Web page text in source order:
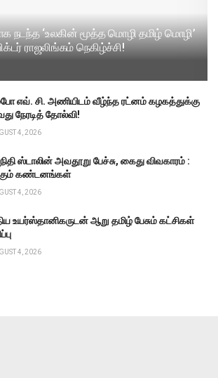
நடந்த ‘உலகின் மூத்த மொழி தமிழ் மொழி’
ராஜலிங்கம் நெகிழ்ச்சி!
எவ். சி. அணியிடம் வீழ்ந்த ரட்னம் கழகத்துக்கு
நேரடித் தோல்வி!
4, 2026
ஸ்டாலின் அவதூறு பேச்சு, கைது விவகாரம் :
கண்டனங்கள்
4, 2026
உயர்ஸ்தானிகருடன் ஆறு தமிழ் பேசும் கட்சிகள்
4, 2026